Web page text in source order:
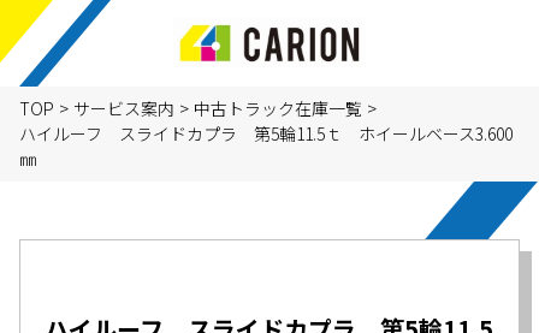
TOP > サービス案内 > 中古トラック在庫一覧 >
ハイルーフ スライドカプラ 第5輪11.5ｔ ホイールベース3.600
㎜